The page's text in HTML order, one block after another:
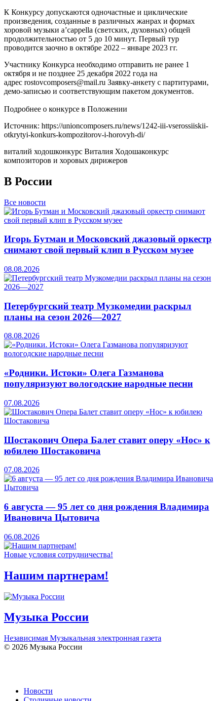
К Конкурсу допускаются одночастные и циклические
произведения, созданные в различных жанрах и формах
хоровой музыки a’cappella (светских, духовных) общей
продолжительностью от 5 до 10 минут. Первый тур
проводится заочно в октябре 2022 – январе 2023 гг.
Участнику Конкурса необходимо отправить не ранее 1
октября и не позднее 25 декабря 2022 года на
адрес rostovcomposers@mail.ru Заявку-анкету с партитурами,
демо-записью и соответствующим пакетом документов.
Подробнее о конкурсе в Положении
Источник: https://unioncomposers.ru/news/1242-iii-vserossiiskii-
otkrytyi-konkurs-kompozitorov-i-horovyh-di/
виталий ходошконкурс Виталия Ходошаконкурс
композиторов и хоровых дирижеров
В России
Все новости
Игорь Бутман и Московский джазовый оркестр
снимают свой первый клип в Русском музее
08.08.2026
Петербургский театр Музкомедии раскрыл
планы на сезон 2026—2027
08.08.2026
«Родники. Истоки» Олега Газманова
популяризуют вологодские народные песни
07.08.2026
Шостакович Опера Балет ставит оперу «Нос» к
юбилею Шостаковича
07.08.2026
6 августа — 95 лет со дня рождения Владимира
Ивановича Цытовича
06.08.2026
Новые условия сотрудничества!
Нашим партнерам!
Музыка России
Независимая Музыкальная электронная газета
© 2026 Музыка России
Новости